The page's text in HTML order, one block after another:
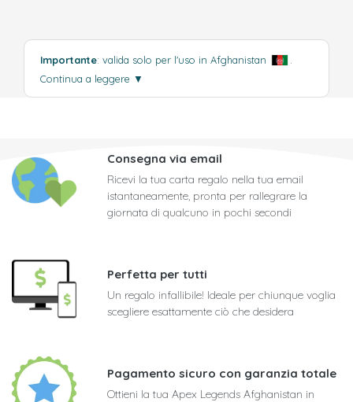
Importante: valida solo per l'uso in Afghanistan
Continua a leggere ▼
Consegna via email
Ricevi la tua carta regalo nella tua email
istantaneamente, pronta per rallegrare la
giornata di qualcuno in pochi secondi
Perfetta per tutti
Un regalo infallibile! Ideale per chiunque voglia
scegliere esattamente ciò che desidera
Pagamento sicuro con garanzia totale
Ottieni la tua Apex Legends Afghanistan in